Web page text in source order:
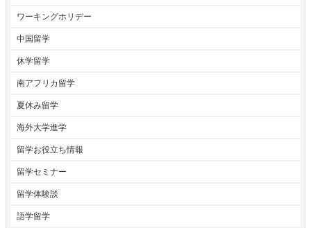
ワーキングホリデー
中国留学
休学留学
南アフリカ留学
夏休み留学
海外大学進学
留学お役立ち情報
留学セミナー
留学体験談
語学留学